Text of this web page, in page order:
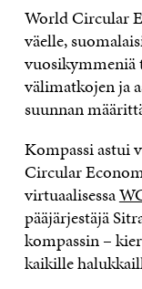
World Circular
väelle,
vuosikymmeniä
välimatkojen ja
suunnan
Kompassi astui
Circular
virtuaalisessa
pääjärjestäjä
kompassin –
kaikille